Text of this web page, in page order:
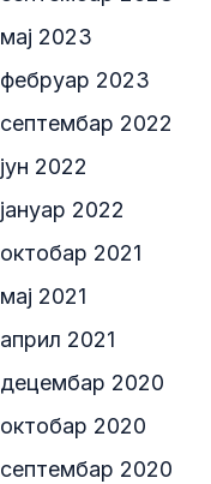
мај 2023
фебруар 2023
септембар 2022
јун 2022
јануар 2022
октобар 2021
мај 2021
април 2021
децембар 2020
октобар 2020
септембар 2020